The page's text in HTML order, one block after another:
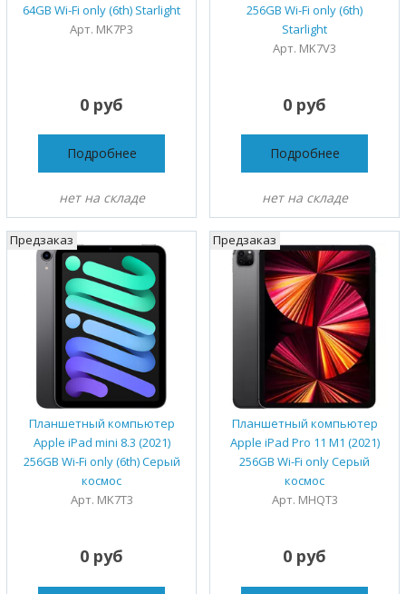
64GB Wi-Fi only (6th) Starlight
Арт. MK7P3
0 руб
Подробнее
нет на складе
256GB Wi-Fi only (6th)
Starlight
Арт. MK7V3
0 руб
Подробнее
нет на складе
Планшетный компьютер
Apple iPad mini 8.3 (2021)
256GB Wi-Fi only (6th) Серый
космос
Арт. MK7T3
Предзаказ
0 руб
Планшетный компьютер
Apple iPad Pro 11 M1 (2021)
256GB Wi-Fi only Серый
космос
Арт. MHQT3
Предзаказ
0 руб